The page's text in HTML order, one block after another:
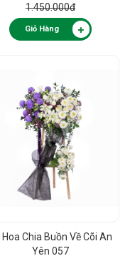
1.450.000đ
Giỏ Hàng
Hoa Chia Buồn Về Cõi An
Yên 057